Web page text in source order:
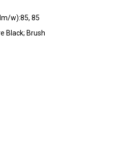
w):85, 85
Black; Brush